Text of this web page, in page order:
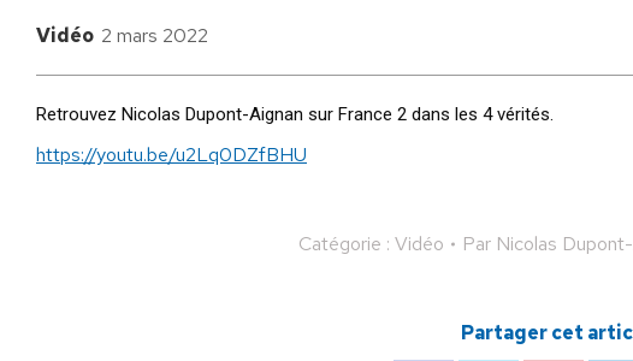
Vidéo 2 mars 2022
Retrouvez Nicolas Dupont-Aignan sur France 2 dans les 4 vérités.
https://youtu.be/u2Lq0DZfBHU
Catégorie : Vidéo Par Nicolas
Partager cet